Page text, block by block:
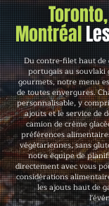
Montréal
Du contre-filet haut
portugais au souvlaki
gourmets, notre menu
de toutes envergures.
personnalisable, y
ajouts et le service de
camion de crème
préférences
végétariennes, sans
notre équipe de
directement avec vous
considérations
les ajouts haut de